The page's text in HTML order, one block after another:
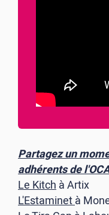
Partagez un
adhérents de
Le Kitchà Artix
L'Estaminetà